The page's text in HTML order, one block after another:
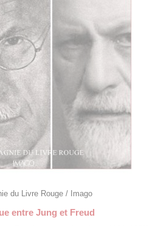
du Livre Rouge / Imago
entre Jung et Freud